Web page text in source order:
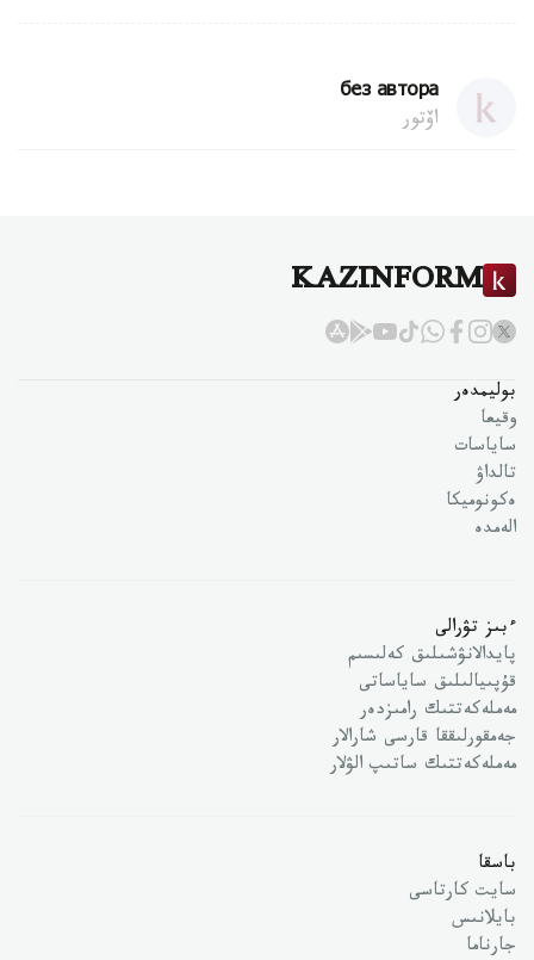
без автора
اۆتور
KAZINFORM
بوليمدەر
وقيعا
ساياسات
تالداۋ
ەكونوميكا
الەمدە
ءبىز تۋرالى
پايدالانۋشىلىق كەلىسىم
قۇپىيالىلىق ساياساتى
مەملەكەتتىك رامىزدەر
جەمقورلىققا قارسى شارالار
مەملەكەتتىك ساتىپ الۋلار
باسقا
سايت كارتاسى
بايلانىس
جارناما